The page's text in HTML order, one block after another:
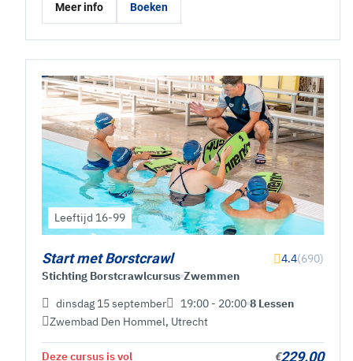
Meer info Boeken
Leeftijd 16-99
Start met Borstcrawl 4.4(690)
Stichting Borstcrawlcursus Zwemmen
dinsdag 15 september
19:00 - 20:00 8 Lessen
Zwembad Den Hommel, Utrecht
Deze cursus is vol €229.00